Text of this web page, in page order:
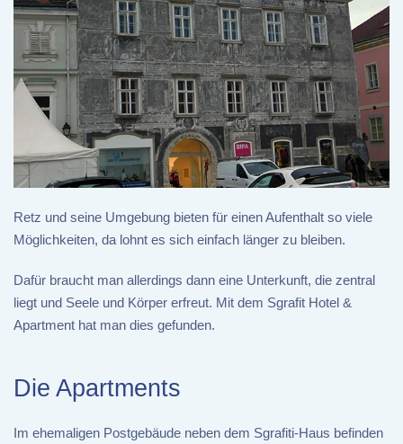
Retz und seine Umgebung bieten für einen Aufenthalt so viele
Möglichkeiten, da lohnt es sich einfach länger zu bleiben.
Dafür braucht man allerdings dann eine Unterkunft, die zentral
liegt und Seele und Körper erfreut. Mit dem Sgrafit Hotel &
Apartment hat man dies gefunden.
Die Apartments
Im ehemaligen Postgebäude neben dem Sgrafiti-Haus befinden